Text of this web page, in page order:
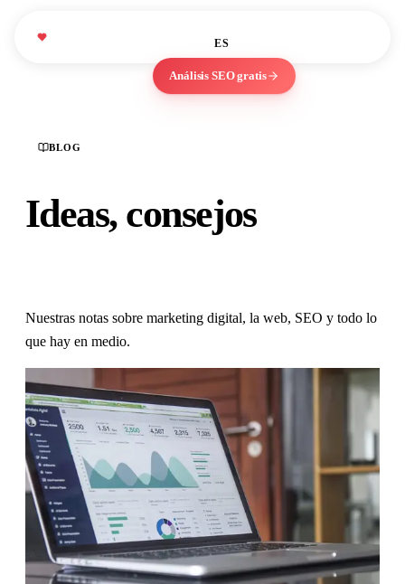
ES
Análisis SEO gratis
BLOG
Ideas, consejos
Nuestras notas sobre marketing digital, la web, SEO y todo lo
que hay en medio.